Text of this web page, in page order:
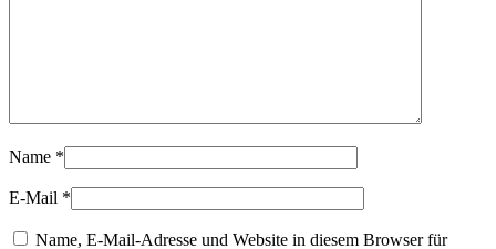
Name *
E-Mail *
Name, E-Mail-Adresse und Website in diesem Browser für